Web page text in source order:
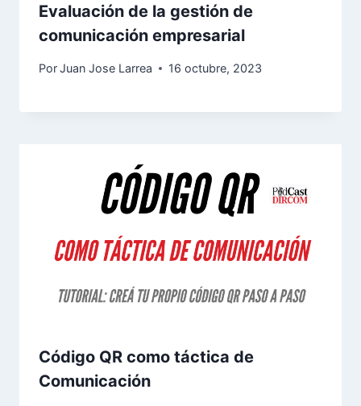
Evaluación de la gestión de
comunicación empresarial
PorJuan Jose Larrea 16 octubre, 2023
Código QR como táctica de
Comunicación